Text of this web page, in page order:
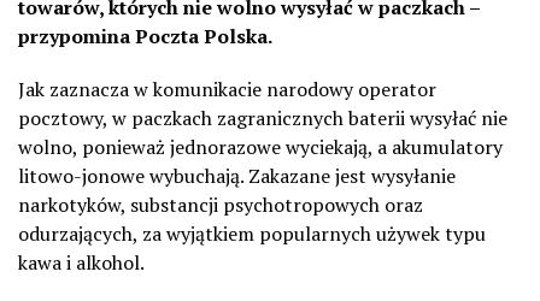
towarów, których nie wolno wysyłać w paczkach –
przypomina Poczta Polska.
Jak zaznacza w komunikacie narodowy operator
pocztowy, w paczkach zagranicznych baterii wysyłać nie
wolno, ponieważ jednorazowe wyciekają, a akumulatory
litowo-jonowe wybuchają. Zakazane jest wysyłanie
narkotyków, substancji psychotropowych oraz
odurzających, za wyjątkiem popularnych używek typu
kawa i alkohol.